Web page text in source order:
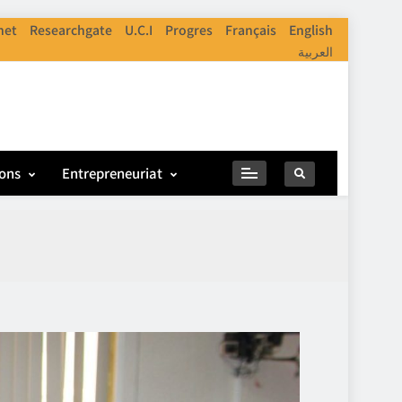
Researchgate U.C.I Progres Français
English
العربية
Entrepreneuriat